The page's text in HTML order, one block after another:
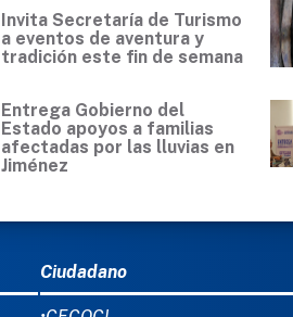
Invita Secretaría de Turismo
a eventos de aventura y
tradición este fin de semana
Entrega Gobierno del
Estado apoyos a familias
afectadas por las lluvias en
Jiménez
Ciudadano